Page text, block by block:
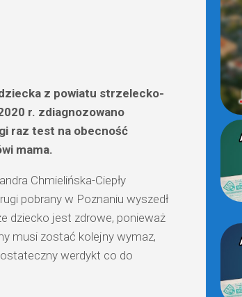
z powiatu strzelecko-
r. zdiagnozowano
raz test na obecność
mama.
Chmielińska-Ciepły
pobrany w Poznaniu wyszedł
dziecko jest zdrowe, ponieważ
musi zostać kolejny wymaz,
werdykt co do